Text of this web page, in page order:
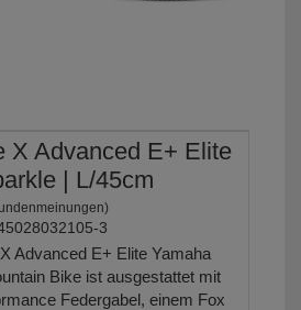
X Advanced E+ Elite
| L/45cm
3
Advanced E+ Elite Yamaha
Bike ist ausgestattet mit
Federgabel, einem Fox